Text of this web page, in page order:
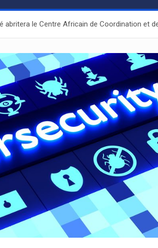
abritera le Centre Africain de Coordination et